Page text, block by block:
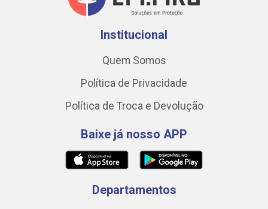
Institucional
Quem Somos
Política de Privacidade
Política de Troca e Devolução
Baixe já nosso APP
Departamentos